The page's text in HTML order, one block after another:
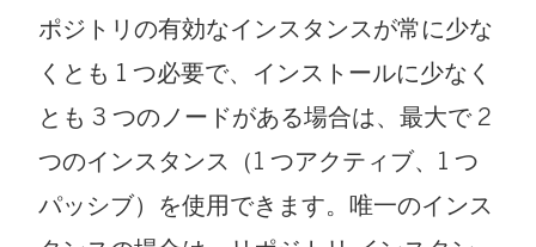
ポジトリの有効なインスタンスが常に少な
くとも 1 つ必要で、インストールに少なく
とも 3 つのノードがある場合は、最大で 2
つのインスタンス（1 つアクティブ、1 つ
パッシブ）を使用できます。唯一のインス